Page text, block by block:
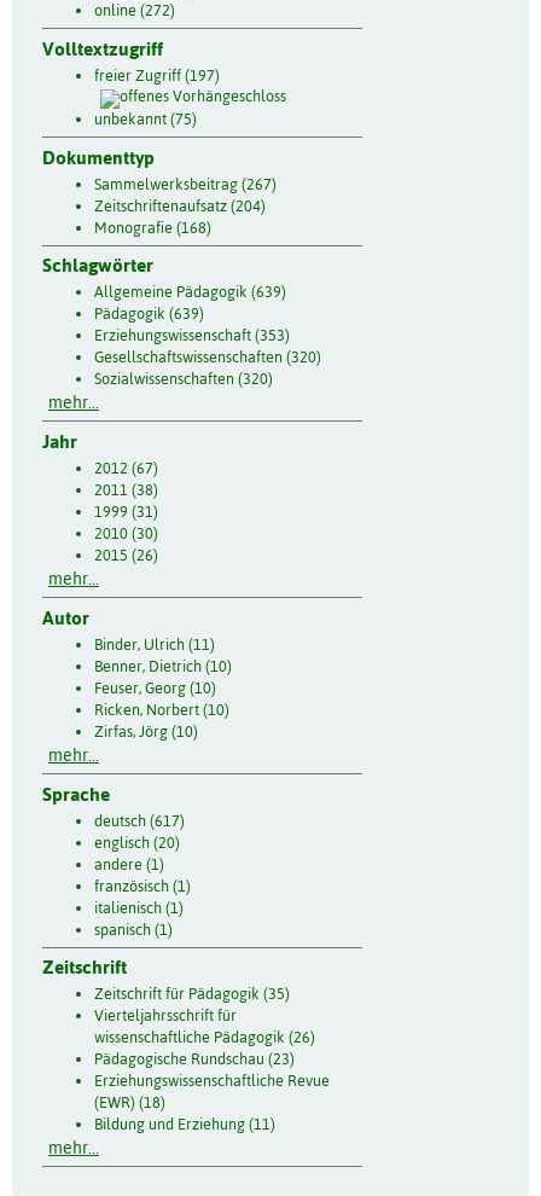
online (272)
Volltextzugriff
freier Zugriff (197)
unbekannt (75)
Dokumenttyp
Sammelwerksbeitrag (267)
Zeitschriftenaufsatz (204)
Monografie (168)
Schlagwörter
Allgemeine Pädagogik (639)
Pädagogik (639)
Erziehungswissenschaft (353)
Gesellschaftswissenschaften (320)
Sozialwissenschaften (320)
mehr...
Jahr
2012 (67)
2011 (38)
1999 (31)
2010 (30)
2015 (26)
mehr...
Autor
Binder, Ulrich (11)
Benner, Dietrich (10)
Feuser, Georg (10)
Ricken, Norbert (10)
Zirfas, Jörg (10)
mehr...
Sprache
deutsch (617)
englisch (20)
andere (1)
französisch (1)
italienisch (1)
spanisch (1)
Zeitschrift
Zeitschrift für Pädagogik (35)
Vierteljahrsschrift für
wissenschaftliche Pädagogik (26)
Pädagogische Rundschau (23)
Erziehungswissenschaftliche Revue
(EWR) (18)
Bildung und Erziehung (11)
mehr...